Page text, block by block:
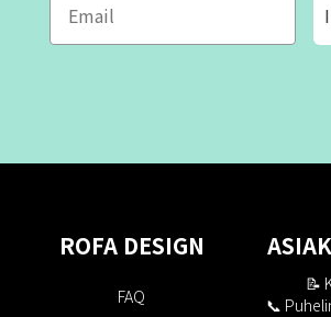
ROFA DESIGN
FAQ
📝
📞